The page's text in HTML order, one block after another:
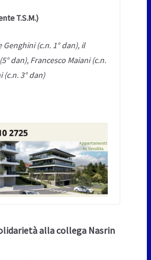
T.S.M.)
(c.n. 1° dan), il
dan), Francesco Maiani (c.n.
(c.n. 3° dan)
alla collega Nasrin